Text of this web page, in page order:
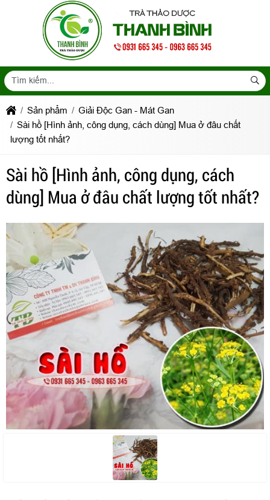
Sản phẩm
Giải Độc Gan - Mát Gan
Sài hồ [Hình ảnh, công dụng, cách dùng] Mua ở đâu chất
lượng tốt nhất?
Sài hồ [Hình ảnh, công dụng, cách
dùng] Mua ở đâu chất lượng tốt nhất?